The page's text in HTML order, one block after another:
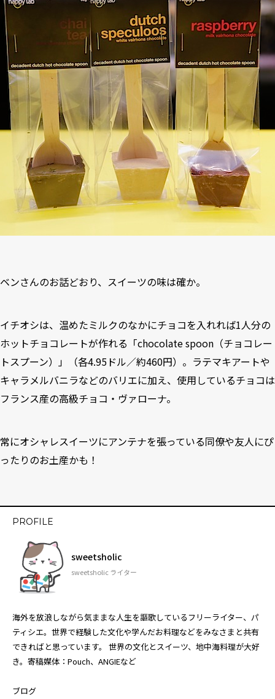
ベンさんのお話どおり、スイーツの味は確か。
イチオシは、温めたミルクのなかにチョコを入れれば1人分の
ホットチョコレートが作れる「chocolate spoon（チョコレー
トスプーン）」（各4.95ドル／約460円）。ラテマキアートや
キャラメルバニラなどのバリエに加え、使用しているチョコは
フランス産の高級チョコ・ヴァローナ。
常にオシャレスイーツにアンテナを張っている同僚や友人にぴ
ったりのお土産かも！
PROFILE
sweetsholic
sweetsholic ライター
海外を放浪しながら気ままな人生を謳歌しているフリーライター、パ
ティシエ。世界で経験した文化や学んだお料理などをみなさまと共有
できればと思っています。 世界の文化とスイーツ、地中海料理が大好
き。寄稿媒体：Pouch、ANGIEなど
ブログ